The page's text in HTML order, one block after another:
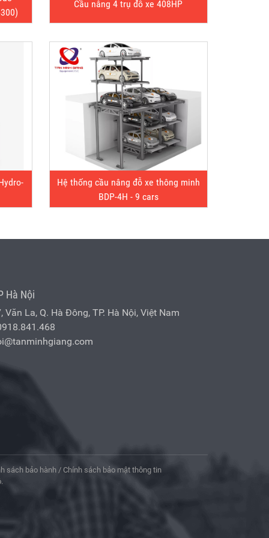
Cầu nâng 4 trụ đỗ xe 408HP
Hệ thống cầu nâng đỗ xe thông minh
BDP-4H - 9 cars
Hà Nội
Văn La, Q. Hà Đông, TP. Hà Nội, Việt Nam
sách bảo hành / Chính sách bảo mật thông tin